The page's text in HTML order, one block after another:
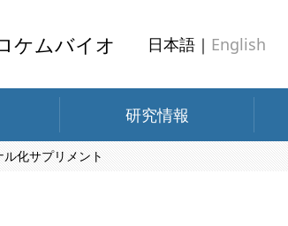
ケムバイオ 日本語｜ English
研究情報
化サプリメント